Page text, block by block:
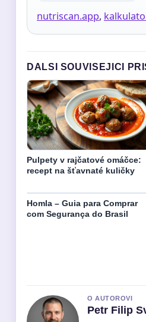
nutriscan.app,
DALSI SOUVISEJICI
Pulpety v rajčatové omáčce:
recept na šťavnaté kuličky
Homla – Guia para Comprar
com Segurança do Brasil
O AUTOROVI
Petr Filip